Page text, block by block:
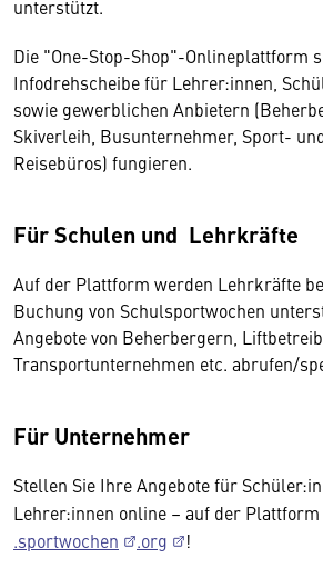
unterstützt.
Die "One-Stop-Shop"-Onlineplattform
Infodrehscheibe für Lehrer:innen,
sowie gewerblichen Anbietern
Skiverleih, Busunternehmer, Sport-
Reisebüros) fungieren.
Für Schulen und Lehrkräfte
Auf der Plattform werden Lehrkräfte
Buchung von Schulsportwochen
Angebote von Beherbergern,
Transportunternehmen etc. abrufen/
Für Unternehmer
Stellen Sie Ihre Angebote für
Lehrer:innen online – auf der Plattform
.sportwochen
.org !